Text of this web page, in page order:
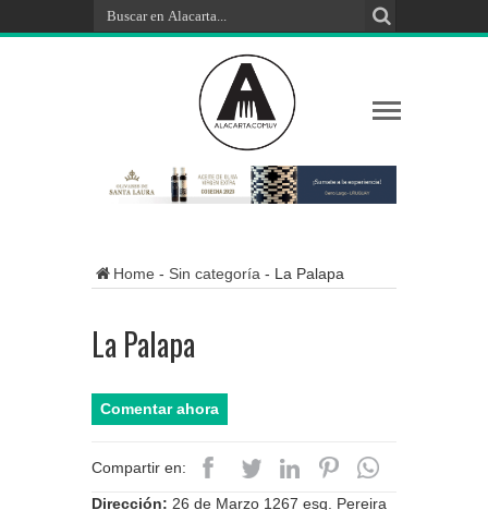
Home - Sin categoría - La Palapa
La Palapa
Comentar ahora
Compartir en:
Dirección: 26 de Marzo 1267 esq. Pereira